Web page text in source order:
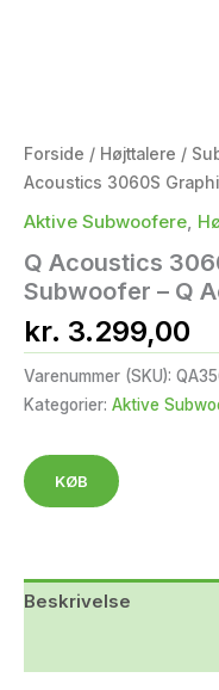
Forside / Højttalere /
Acoustics 3060S
Aktive Subwoofere,
Q Acoustics
Subwoofer – Q
kr. 3.299,00
Varenummer (SKU):
Kategorier: Aktive
KØB
Beskrivelse